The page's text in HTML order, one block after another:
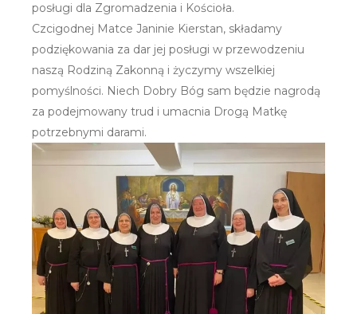
posługi dla Zgromadzenia i Kościoła.
Czcigodnej Matce Janinie Kierstan, składamy
podziękowania za dar jej posługi w przewodzeniu
naszą Rodziną Zakonną i życzymy wszelkiej
pomyślności. Niech Dobry Bóg sam będzie nagrodą
za podejmowany trud i umacnia Drogą Matkę
potrzebnymi darami.